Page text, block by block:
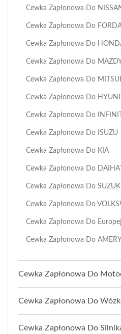
Cewka Zapłonowa Do
Cewka Zapłonowa Do
Cewka Zapłonowa Do
Cewka Zapłonowa Do
Cewka Zapłonowa Do
Cewka Zapłonowa Do
Cewka Zapłonowa Do INFINITI
Cewka Zapłonowa Do ISUZU
Cewka Zapłonowa Do KIA
Cewka Zapłonowa Do
Cewka Zapłonowa Do SUZUKI
Cewka Zapłonowa Do
Cewka Zapłonowa Do
Cewka Zapłonowa Do
Cewka Zapłonowa Do
Cewka Zapłonowa Do
Cewka Zapłonowa Do